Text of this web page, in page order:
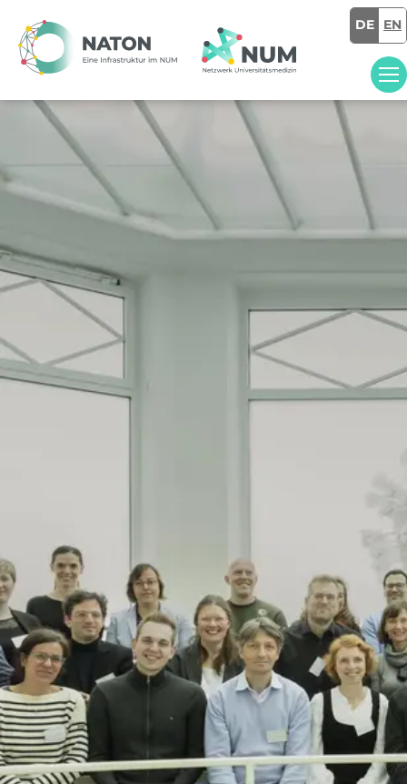
DE EN